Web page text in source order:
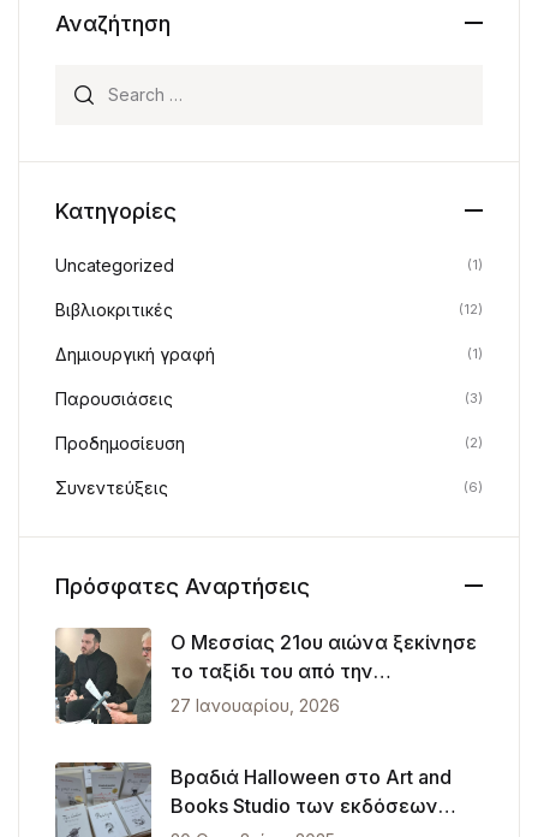
Αναζήτηση
Κατηγορίες
Uncategorized (1)
Βιβλιοκριτικές (12)
Δημιουργική γραφή (1)
Παρουσιάσεις (3)
Προδημοσίευση (2)
Συνεντεύξεις (6)
Πρόσφατες Αναρτήσεις
Ο Μεσσίας 21ου αιώνα ξεκίνησε
το ταξίδι του από την
Θεσσαλονίκη
27 Ιανουαρίου, 2026
Βραδιά Halloween στο Art and
Books Studio των εκδόσεων